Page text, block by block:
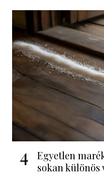
4
Egyetlen
sokan különös